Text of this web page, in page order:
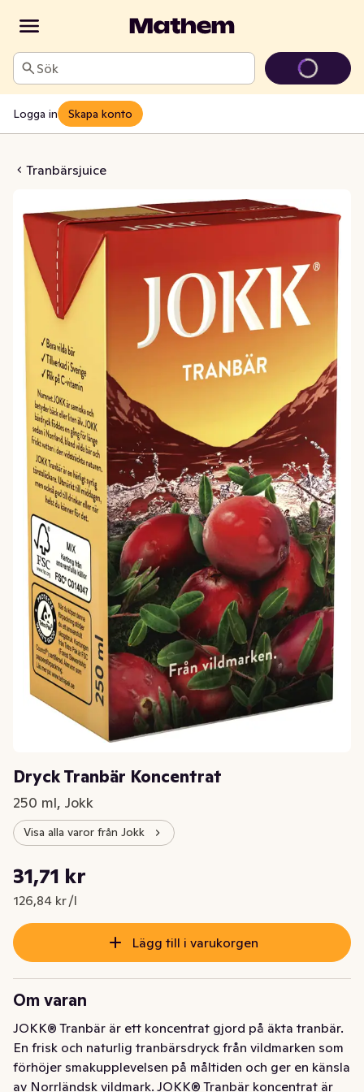
Sök
Logga in Skapa konto
Tranbärsjuice
Koncentrat
Dryck Tranbär Koncentrat
250 ml, Jokk
Visa alla varor från Jokk
Nuvarande pris är: 31,71 kr
31,71 kr
126,84 kr /l
Styckpris: 126,84 kr /l
Lägg till i varukorgen
Om varan
JOKK® Tranbär är ett koncentrat gjord på äkta tranbär.
En frisk och naturlig tranbärsdryck från vildmarken som
förhöjer smakupplevelsen på måltiden och ger en känsla
av Norrländsk vildmark. JOKK® Tranbär koncentrat är